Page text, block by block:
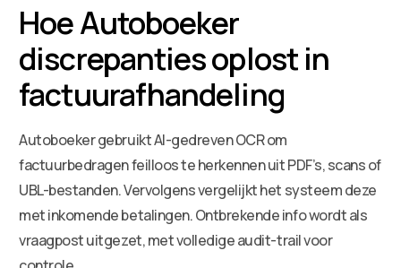
Hoe Autoboeker
discrepanties oplost in
factuurafhandeling
Autoboeker gebruikt AI-gedreven OCR om
factuurbedragen feilloos te herkennen uit PDF’s, scans of
UBL-bestanden. Vervolgens vergelijkt het systeem deze
met inkomende betalingen. Ontbrekende info wordt als
vraagpost uitgezet, met volledige audit-trail voor